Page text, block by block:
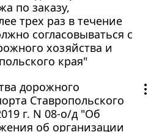
по заказу,
трех раз в течение
согласовываться с
хозяйства и
края"
дорожного
Ставропольского
г. N 08-о/д "Об
об организации